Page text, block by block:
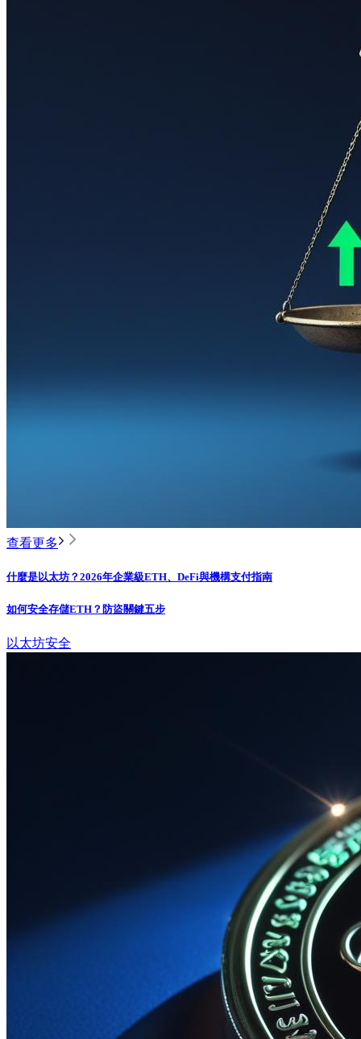
查看更多
什麼是以太坊？2026年企業級ETH、DeFi與機構支付指南
如何安全存儲ETH？防盜關鍵五步
以太坊安全